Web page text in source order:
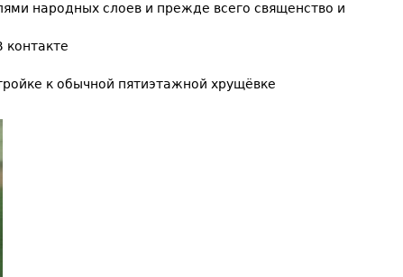
народных слоев и прежде всего священство и
контакте
к обычной пятиэтажной хрущёвке